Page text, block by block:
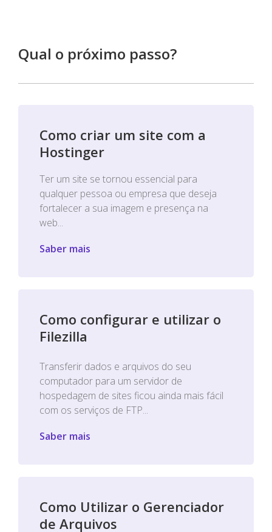
Qual o próximo passo?
Como criar um site com a
Hostinger
Ter um site se tornou essencial para
qualquer pessoa ou empresa que deseja
fortalecer a sua imagem e presença na
web...
Saber mais
Como configurar e utilizar o
Filezilla
Transferir dados e arquivos do seu
computador para um servidor de
hospedagem de sites ficou ainda mais fácil
com os serviços de FTP...
Saber mais
Como Utilizar o Gerenciador
de Arquivos